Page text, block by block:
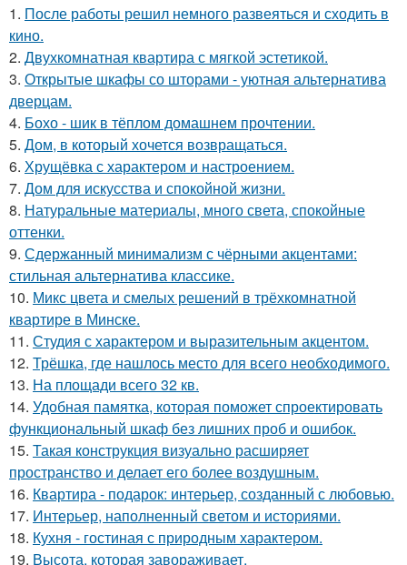
1. После работы решил немного развеяться и сходить в
кино.
2. Двухкомнатная квартира с мягкой эстетикой.
3. Открытые шкафы со шторами - уютная альтернатива
дверцам.
4. Бохо - шик в тёплом домашнем прочтении.
5. Дом, в который хочется возвращаться.
6. Хрущёвка с характером и настроением.
7. Дом для искусства и спокойной жизни.
8. Натуральные материалы, много света, спокойные
оттенки.
9. Сдержанный минимализм с чёрными акцентами:
стильная альтернатива классике.
10. Микс цвета и смелых решений в трёхкомнатной
квартире в Минске.
11. Студия с характером и выразительным акцентом.
12. Трёшка, где нашлось место для всего необходимого.
13. На площади всего 32 кв.
14. Удобная памятка, которая поможет спроектировать
функциональный шкаф без лишних проб и ошибок.
15. Такая конструкция визуально расширяет
пространство и делает его более воздушным.
16. Квартира - подарок: интерьер, созданный с любовью.
17. Интерьер, наполненный светом и историями.
18. Кухня - гостиная с природным характером.
19. Высота, которая завораживает.